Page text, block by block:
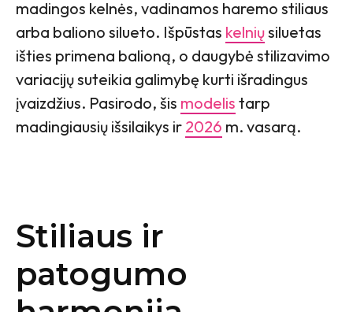
madingos kelnės, vadinamos haremo stiliaus
arba baliono silueto. Išpūstas kelniųsiluetas
išties primena balioną, o daugybė stilizavimo
variacijų suteikia galimybę kurti išradingus
įvaizdžius. Pasirodo, šis modelis tarp
madingiausių išsilaikys ir 2026 m. vasarą.
Stiliaus ir
patogumo